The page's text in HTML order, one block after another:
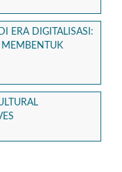
ERA DIGITALISASI:
MEMBENTUK